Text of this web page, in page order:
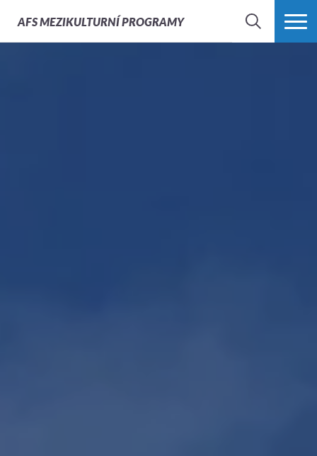
AFSMEZIKULTURNÍ PROGRAMY
HLEDAT VÍCE